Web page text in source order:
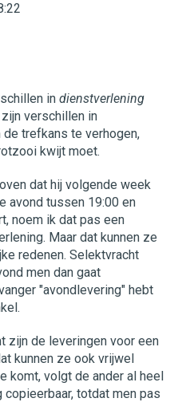
in dienstverlening
verschillen in
de trefkans te verhogen,
kwijt moet.
dat hij volgende week
avond tussen 19:00 en
noem ik dat pas een
Maar dat kunnen ze
redenen. Selektvracht
men dan gaat
"avondlevering" hebt
zijn de leveringen voor een
kunnen ze ook vrijwel
komt, volgt de ander al heel
totdat men pas